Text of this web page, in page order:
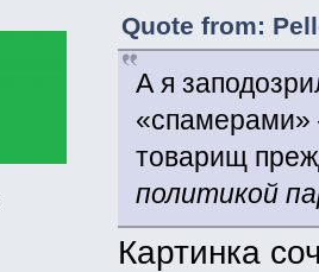
Quote from:
А я
«спамерами»
товарищ
политикой
Картинка